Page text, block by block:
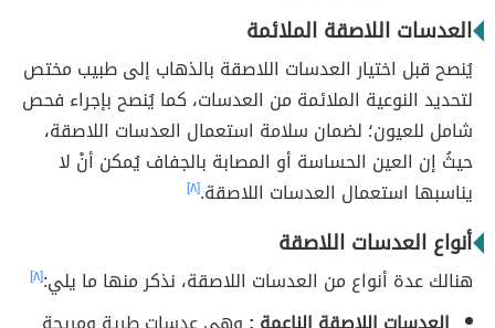
العدسات اللاصقة الملائمة
يُنصح قبل اختيار العدسات اللاصقة بالذهاب إلى طبيب مختص
لتحديد النوعية الملائمة من العدسات، كما يُنصح بإجراء فحص
شامل للعيون؛ لضمان سلامة استعمال العدسات اللاصقة،
حيثُ إن العين الحساسة أو المصابة بالجفاف يُمكن أنْ لا
يناسبها استعمال العدسات اللاصقة.[٨]
أنواع العدسات اللاصقة
هنالك عدة أنواع من العدسات اللاصقة، نذكر منها ما يلي:[٨]